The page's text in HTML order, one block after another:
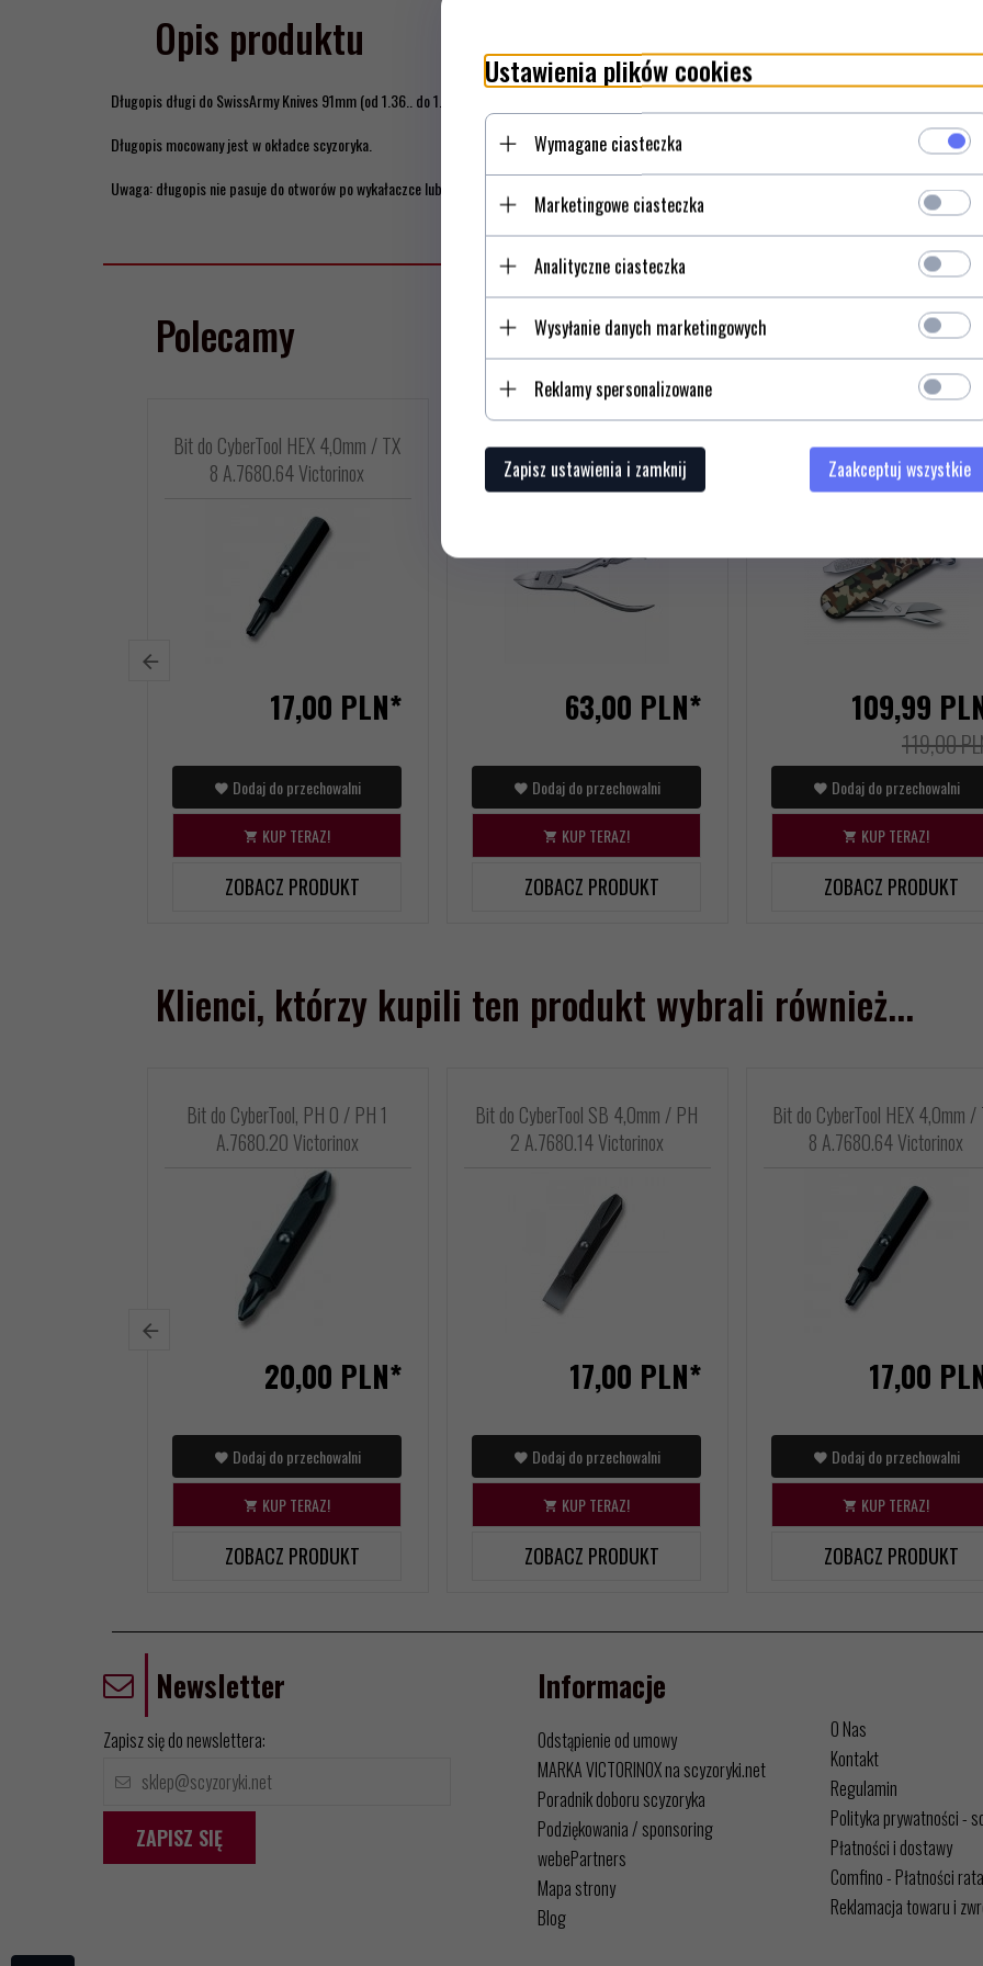
Opis produktu
Długopis długi do SwissArmy Knives 91mm (od 1.36.. do 1.77..)
Długopis mocowany jest w okładce scyzoryka.
Uwaga: długopis nie pasuje do otworów po wykałaczce lub pęsecie.
Opinie
Polecamy
Bit do CyberTool HEX 4,0mm / TX
8 A.7680.64 Victorinox
17,00 PLN*
Dodaj do przechowalni
KUP TERAZ!
ZOBACZ PRODUKT
Cążki do skórek Victorinox
8.2040.10
63,00 PLN*
Dodaj do przechowalni
KUP TERAZ!
ZOBACZ PRODUKT
Scyzoryk Victorinox Classic
Camouflage 0.6223.94
109,99
119,00
Dodaj do przechowalni
KUP TERAZ!
ZOBACZ PRODUKT
Klienci, którzy kupili ten produkt wybrali również...
Bit do CyberTool, PH 0 / PH 1
A.7680.20 Victorinox
20,00 PLN*
Dodaj do przechowalni
KUP TERAZ!
ZOBACZ PRODUKT
Bit do CyberTool SB 4,0mm / PH
2 A.7680.14 Victorinox
17,00 PLN*
Dodaj do przechowalni
KUP TERAZ!
ZOBACZ PRODUKT
Bit do CyberTool HEX 4,0mm /
8 A.7680.64 Victorinox
17,00
Dodaj do przechowalni
KUP TERAZ!
ZOBACZ PRODUKT
Informacje
Odstąpienie od umowy
MARKA VICTORINOX na scyzoryki.net
Poradnik doboru scyzoryka
Podziękowania / sponsoring
webePartners
Mapa strony
Blog
O Nas
Kontakt
Regulamin
Polityka prywatności -
Płatności i dostawy
Comfino - Płatności
Reklamacja towaru i
Newsletter
Zapisz się do newslettera:
ZAPISZ SIĘ
Ustawienia plików cookies
Wymagane ciasteczka
Marketingowe ciasteczka
Analityczne ciasteczka
Wysyłanie danych marketingowych
Reklamy spersonalizowane
Zapisz ustawienia i zamknij Zaakceptuj wszystkie